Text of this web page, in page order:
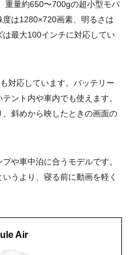
重量約650〜700gの超小型モバ
は1280×720画素、明るさは
最大100インチに対応してい
対応しています。バッテリー
ント内や車内でも使えます。
斜めから映したときの画面の
や車中泊に合うモデルです。
うより、寝る前に動画を軽く
Air